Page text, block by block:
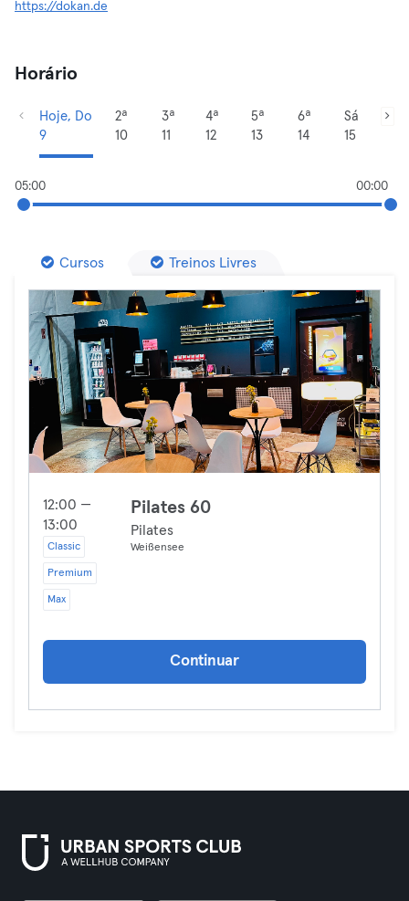
https://dokan.de
Horário
Hoje, Do
9
2ª
10
3ª
11
4ª
12
5ª
13
6ª
14
Sá
15
05:00 00:00
Cursos Treinos Livres
12:00 —
13:00
Classic
Premium
Max
Pilates 60
Pilates
Weißensee
Continuar